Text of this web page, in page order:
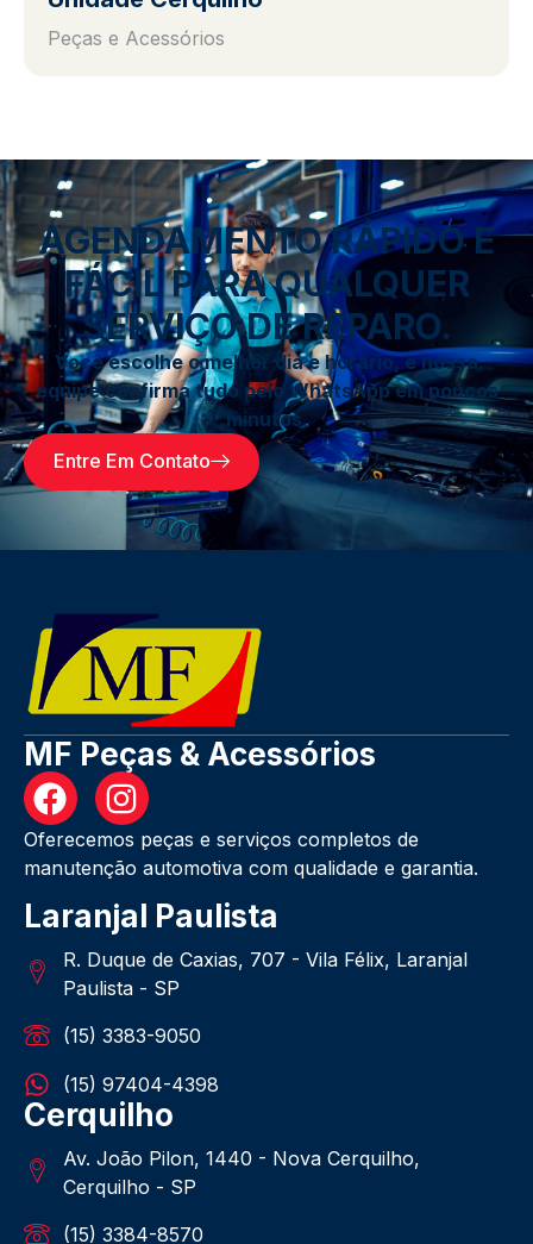
Peças e Acessórios
AGENDAMENTO RÁPIDO E
FÁCIL PARA QUALQUER
SERVIÇO DE REPARO.
Você escolhe o melhor dia e horário, e nossa
equipe confirma tudo pelo WhatsApp em poucos
minutos.
Entre Em Contato
MF Peças & Acessórios
Oferecemos peças e serviços completos de
manutenção automotiva com qualidade e garantia.
Laranjal Paulista
R. Duque de Caxias, 707 - Vila Félix, Laranjal
Paulista - SP
(15) 3383-9050
(15) 97404-4398
Cerquilho
Av. João Pilon, 1440 - Nova Cerquilho,
Cerquilho - SP
(15) 3384-8570